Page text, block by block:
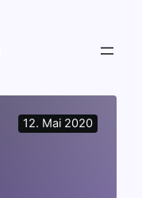
12. Mai 2020